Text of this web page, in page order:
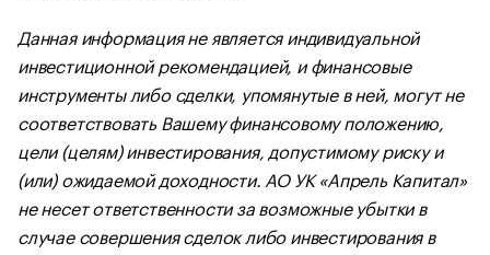
Данная информация не является индивидуальной
инвестиционной рекомендацией, и финансовые
инструменты либо сделки, упомянутые в ней, могут не
соответствовать Вашему финансовому положению,
цели (целям) инвестирования, допустимому риску и
(или) ожидаемой доходности. АО УК «Апрель Капитал»
не несет ответственности за возможные убытки в
случае совершения сделок либо инвестирования в